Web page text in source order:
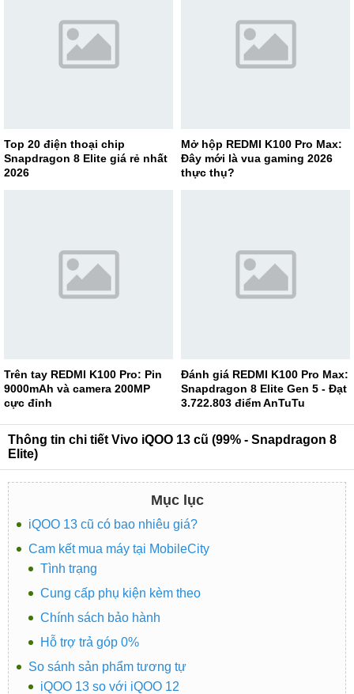
Top 20 điện thoại chip
Snapdragon 8 Elite giá rẻ nhất
2026
Mở hộp REDMI K100 Pro Max:
Đây mới là vua gaming 2026
thực thụ?
Trên tay REDMI K100 Pro: Pin
9000mAh và camera 200MP
cực đỉnh
Đánh giá REDMI K100 Pro Max:
Snapdragon 8 Elite Gen 5 - Đạt
3.722.803 điểm AnTuTu
Thông tin chi tiết Vivo iQOO 13 cũ (99% - Snapdragon 8
Elite)
Mục lục
iQOO 13 cũ có bao nhiêu giá?
Cam kết mua máy tại MobileCity
Tình trạng
Cung cấp phụ kiện kèm theo
Chính sách bảo hành
Hỗ trợ trả góp 0%
So sánh sản phẩm tương tự
iQOO 13 so với iQOO 12